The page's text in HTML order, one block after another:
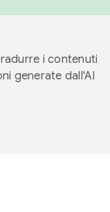
i contenuti
generate dall'AI